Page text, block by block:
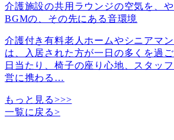
介護施設の共用ラウンジの空気を、
BGMの、その先にある音環境
介護付き有料老人ホームやシニアマ
は、入居された方が一日の多くを過ご
日当たり、椅子の座り心地、スタッ
営に携わる …
もっと見る>>>
一覧に戻る>